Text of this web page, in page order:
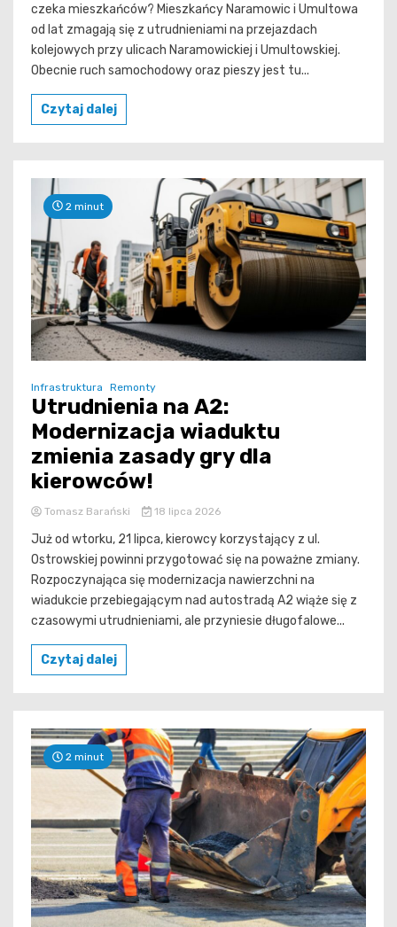
czeka mieszkańców? Mieszkańcy Naramowic i Umultowa
od lat zmagają się z utrudnieniami na przejazdach
kolejowych przy ulicach Naramowickiej i Umultowskiej.
Obecnie ruch samochodowy oraz pieszy jest tu...
Czytaj dalej
2 minut
Infrastruktura Remonty
Utrudnienia na A2:
Modernizacja wiaduktu
zmienia zasady gry dla
kierowców!
Tomasz Barański 18 lipca 2026
Już od wtorku, 21 lipca, kierowcy korzystający z ul.
Ostrowskiej powinni przygotować się na poważne zmiany.
Rozpoczynająca się modernizacja nawierzchni na
wiadukcie przebiegającym nad autostradą A2 wiąże się z
czasowymi utrudnieniami, ale przyniesie długofalowe...
Czytaj dalej
2 minut